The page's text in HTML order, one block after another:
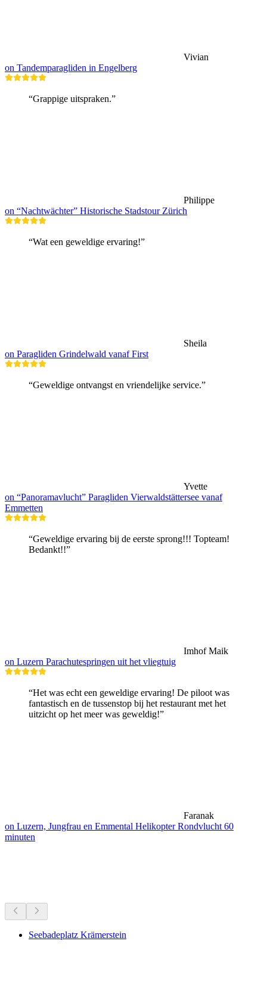
Vivian
on Tandemparagliden in Engelberg
“Grappige uitspraken.”
Philippe
on “Nachtwächter” Historische Stadstour Zürich
“Wat een geweldige ervaring!”
Sheila
on Paragliden Grindelwald vanaf First
“Geweldige ontvangst en vriendelijke service.”
Yvette
on “Panoramavlucht” Paragliden Vierwaldstättersee vanaf
Emmetten
“Geweldige ervaring bij de eerste sprong!!! Topteam!
Bedankt!!”
Imhof Maik
on Luzern Parachutespringen uit het vliegtuig
“Het was echt een geweldige ervaring! De piloot was
fantastisch en de tussenstop bij het restaurant met het
uitzicht op het meer was geweldig!”
Faranak
on Luzern, Jungfrau en Emmental Helikopter Rondvlucht 60
minuten
Seebadeplatz Krämerstein